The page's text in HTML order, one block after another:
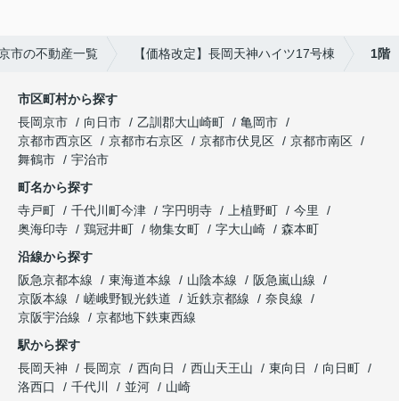
市の不動産一覧 【価格改定】長岡天神ハイツ17号棟 1階
市区町村から探す
長岡京市
向日市 乙訓郡大山崎町
亀岡市
京都市西京区
京都市右京区 京都市伏見区
京都市南区
舞鶴市
宇治市
町名から探す
寺戸町
千代川町今津 字円明寺 上植野町
今里
奥海印寺
鶏冠井町 物集女町 字大山崎
森本町
沿線から探す
阪急京都本線
東海道本線 山陰本線
阪急嵐山線
京阪本線
嵯峨野観光鉄道 近鉄京都線
奈良線
京阪宇治線
京都地下鉄東西線
駅から探す
長岡天神
長岡京 西向日 西山天王山 東向日
向日町
洛西口
千代川 並河 山崎